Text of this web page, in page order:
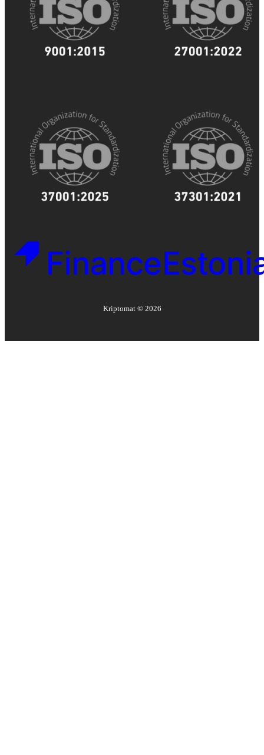
Kriptomat © 2026